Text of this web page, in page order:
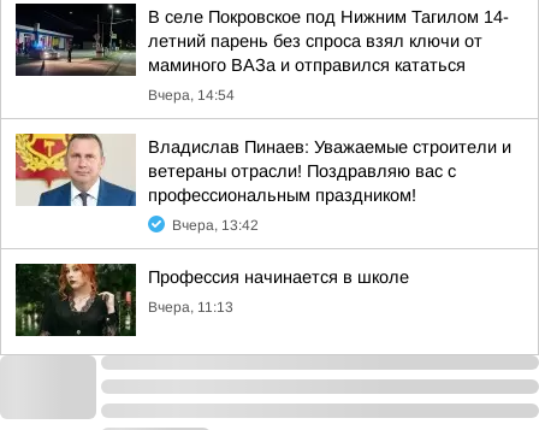
В селе Покровское под Нижним Тагилом 14-
летний парень без спроса взял ключи от
маминого ВАЗа и отправился кататься
Вчера, 14:54
Владислав Пинаев: Уважаемые строители и
ветераны отрасли! Поздравляю вас с
профессиональным праздником!
Вчера, 13:42
Профессия начинается в школе
Вчера, 11:13